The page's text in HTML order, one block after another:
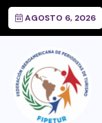
AGOSTO 6, 2026